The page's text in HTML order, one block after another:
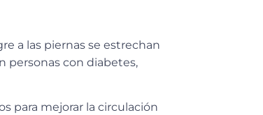
a las piernas se estrechan
personas con diabetes,
para mejorar la circulación